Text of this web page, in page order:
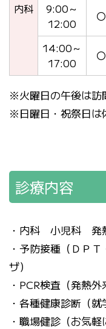
内科
9:00～
12:00
〇
14:00～
17:00
〇
※火曜日の午後は訪
※日曜日・祝祭日は
診療内容
・内科 小児科 発
・予防接種（ＤＰ
ザ）
・PCR検査（発熱外
・各種健康診断（就
・職場健診（お気軽